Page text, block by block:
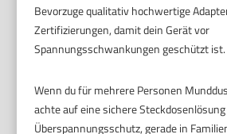
Bevorzuge qualitativ hochwertige
Zertifizierungen, damit dein Gerät vor
Spannungsschwankungen geschützt ist.
Wenn du für mehrere Personen
achte auf eine sichere
Überspannungsschutz, gerade in